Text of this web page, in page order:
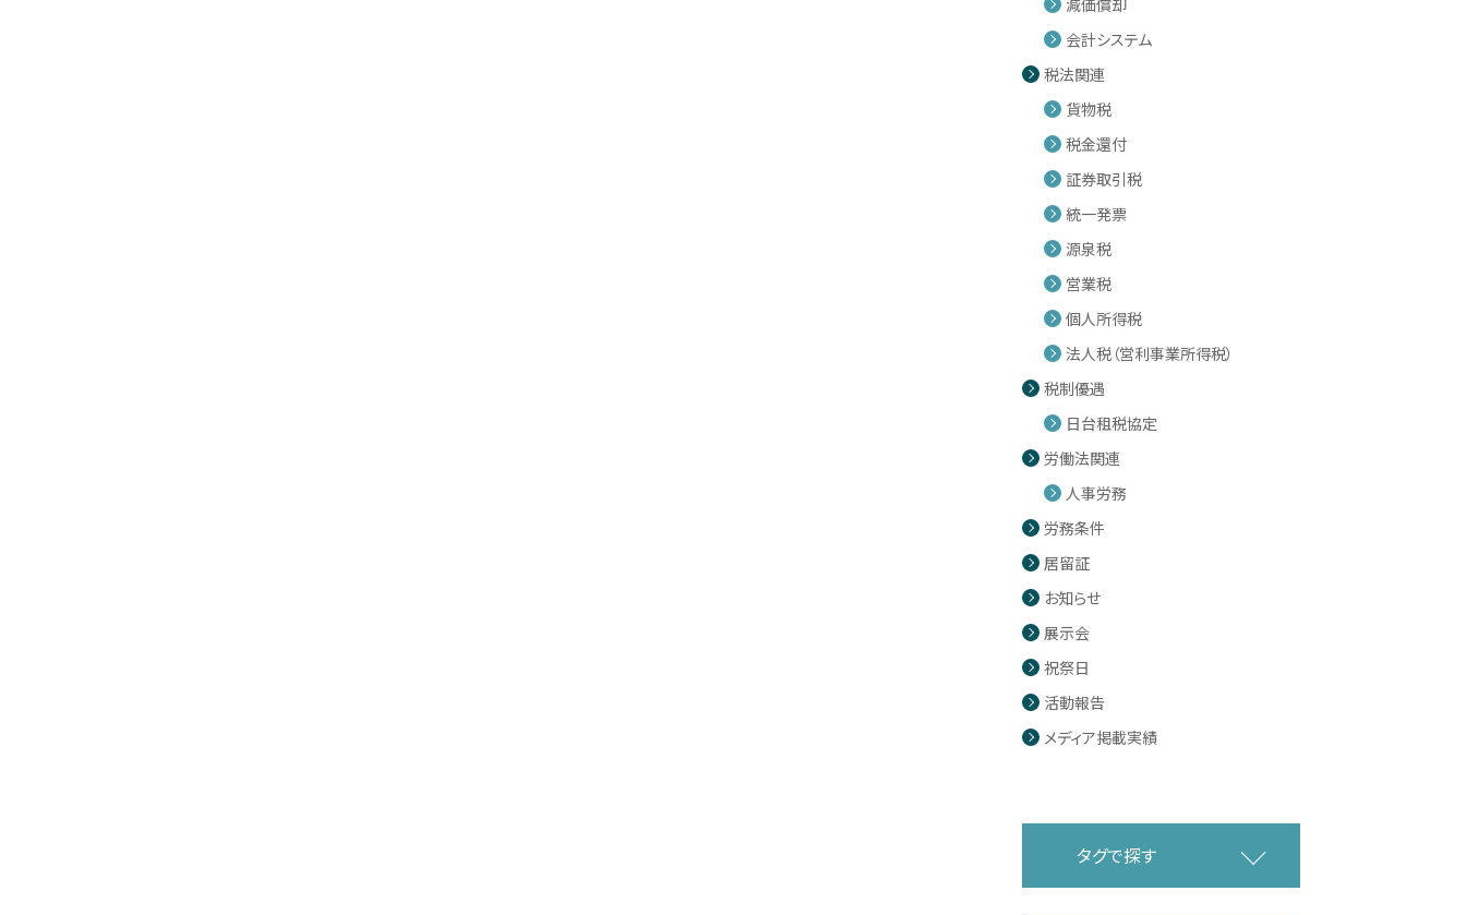
減価償却
会計システム
税法関連
貨物税
税金還付
証券取引税
統一発票
源泉税
営業税
個人所得税
法人税（営利事業所得税）
税制優遇
日台租税協定
労働法関連
人事労務
労務条件
居留証
お知らせ
展示会
祝祭日
活動報告
メディア掲載実績
タグで探す